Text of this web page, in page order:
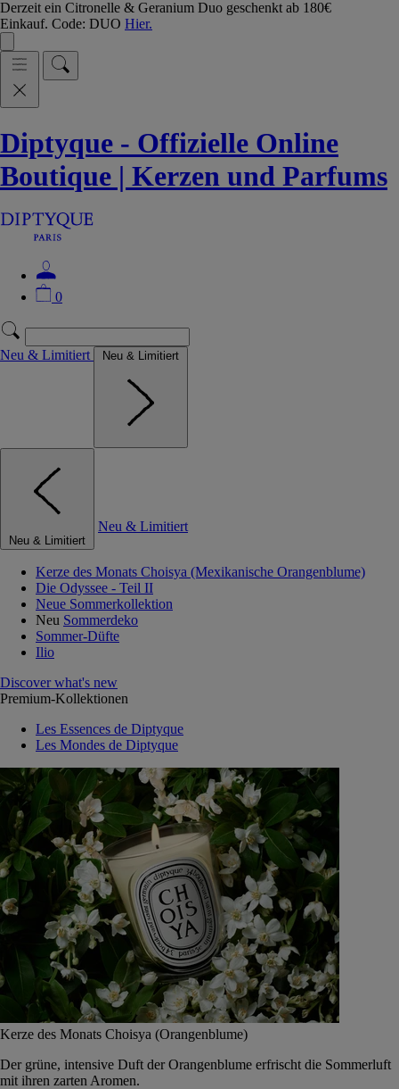
Derzeit ein Citronelle & Geranium Duo geschenkt ab 180€
Einkauf. Code: DUO Hier.
Diptyque - Offizielle Online
Boutique | Kerzen und Parfums
0
Neu & Limitiert Neu & Limitiert
Neu & Limitiert
Neu & Limitiert
Kerze des Monats Choisya (Mexikanische Orangenblume)
Die Odyssee - Teil II
Neue Sommerkollektion
Neu Sommerdeko
Sommer-Düfte
Ilio
Discover what's new
Premium-Kollektionen
Les Essences de Diptyque
Les Mondes de Diptyque
Kerze des Monats Choisya (Orangenblume)
Der grüne, intensive Duft der Orangenblume erfrischt die Sommerluft
mit ihren zarten Aromen.